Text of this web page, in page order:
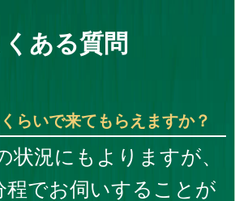
くある質問
らいで来てもらえますか？
状況にもよりますが、
程でお伺いすることが